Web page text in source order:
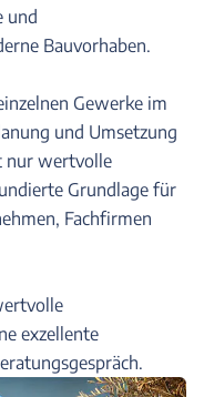
und
Bauvorhaben.
Gewerke im
und Umsetzung
nur wertvolle
Grundlage für
Fachfirmen
exzellente